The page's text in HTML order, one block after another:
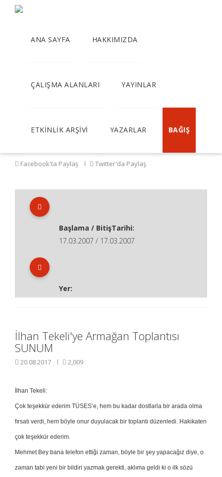
ANA SAYFA HAKKIMIZDA
ÇALIŞMA ALANLARI YAYINLAR
ETKİNLİK ARŞİVİ YAZARLAR BAĞIŞ
TOPLANTILARI
Facebook'ta Paylaş Twitter'da Paylaş
Başlama / BitişTarihi:
17.03.2007 / 17.03.2007
Yer:
İlhan Tekeli'ye Armağan Toplantısı
SUNUM
20.08.2017 2,009
İlhan Tekeli:
Çok teşekkür ederim TÜSES’e, hem bu kadar dostlarla bir arada olma
fırsatı verdi, hem böyle onur duyulacak bir toplantı düzenledi. Hakikaten
çok teşekkür ederim.
Mehmet Bey bana telefon ettiği zaman, böyle bir şey yapacağız diye, o
zaman tabi yeni bir bildiri yazmak gerekti, aklıma geldi ki o ilk sözü